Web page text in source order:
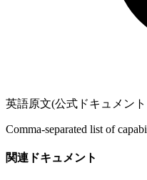
英語原文(公式ドキュメン
Comma-separated list of
関連ドキュメント